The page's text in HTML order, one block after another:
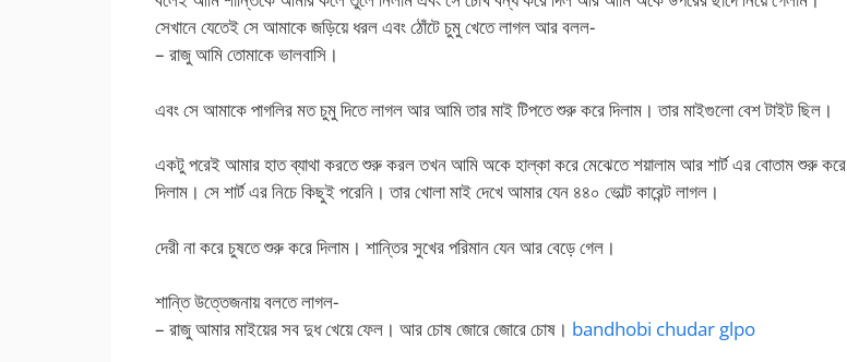
সেখানে যেতেই সে আমাকে জড়িয়ে ধরল এবং ঠোঁটে চুমু খেতে লাগল আর বলল-
– রাজু আমি তোমাকে ভালবাসি।
এবং সে আমাকে পাগলির মত চুমু দিতে লাগল আর আমি তার মাই টিপতে শুরু করে দিলাম। তার মাইগুলো বেশ টাইট ছিল।
একটু পরেই আমার হাত ব্যাথা করতে শুরু করল তখন আমি অকে হাল্কা করে মেঝেতে শয়ালাম আর শার্ট এর বোতাম শুরু করে
দিলাম। সে শার্ট এর নিচে কিছুই পরেনি। তার খোলা মাই দেখে আমার যেন ৪৪০ ভোল্ট কারেন্ট লাগল।
দেরী না করে চুষতে শুরু করে দিলাম। শান্তির সুখের পরিমান যেন আর বেড়ে গেল।
শান্তি উত্তেজনায় বলতে লাগল-
– রাজু আমার মাইয়ের সব দুধ খেয়ে ফেল। আর চোষ জোরে জোরে চোষ। bandhobi chudar glpo